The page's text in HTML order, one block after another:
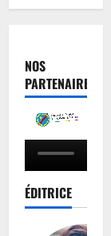
NOS
PARTENAIRES
ÉDITRICE